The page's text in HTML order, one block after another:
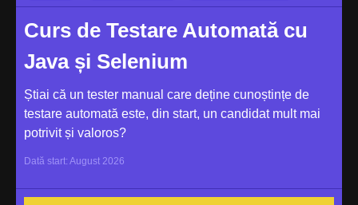
Curs de Testare Automată cu
Java și Selenium
Știai că un tester manual care deține cunoștințe de
testare automată este, din start, un candidat mult mai
potrivit și valoros?
Dată start: August 2026